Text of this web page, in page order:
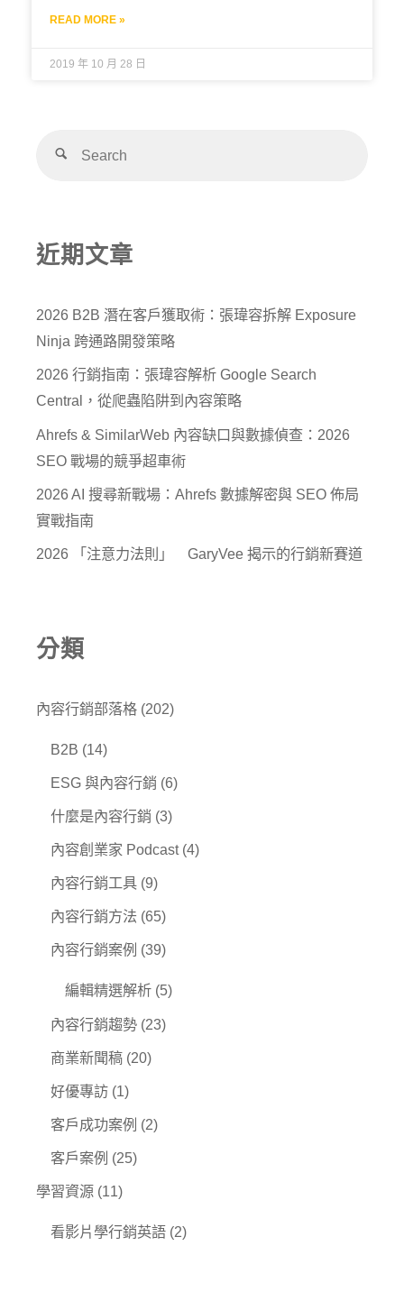
READ MORE »
2019 年 10 月 28 日
近期文章
2026 B2B 潛在客戶獲取術：張瑋容拆解 Exposure
Ninja 跨通路開發策略
2026 行銷指南：張瑋容解析 Google Search
Central，從爬蟲陷阱到內容策略
Ahrefs & SimilarWeb 內容缺口與數據偵查：2026
SEO 戰場的競爭超車術
2026 AI 搜尋新戰場：Ahrefs 數據解密與 SEO 佈局
實戰指南
2026 「注意力法則」 GaryVee 揭示的行銷新賽道
分類
內容行銷部落格 (202)
B2B (14)
ESG 與內容行銷 (6)
什麼是內容行銷 (3)
內容創業家 Podcast(4)
內容行銷工具 (9)
內容行銷方法 (65)
內容行銷案例 (39)
編輯精選解析 (5)
內容行銷趨勢 (23)
商業新聞稿 (20)
好優專訪 (1)
客戶成功案例 (2)
客戶案例 (25)
學習資源 (11)
看影片學行銷英語 (2)